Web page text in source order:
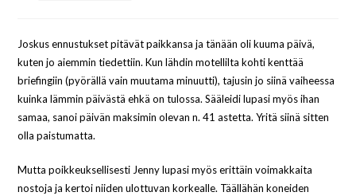
Joskus ennustukset pitävät paikkansa ja tänään oli kuuma päivä,
kuten jo aiemmin tiedettiin. Kun lähdin motellilta kohti kenttää
briefingiin (pyörällä vain muutama minuutti), tajusin jo siinä vaiheessa
kuinka lämmin päivästä ehkä on tulossa. Sääleidi lupasi myös ihan
samaa, sanoi päivän maksimin olevan n. 41 astetta. Yritä siinä sitten
olla paistumatta.
Mutta poikkeuksellisesti Jenny lupasi myös erittäin voimakkaita
nostoja ja kertoi niiden ulottuvan korkealle. Täällähän koneiden